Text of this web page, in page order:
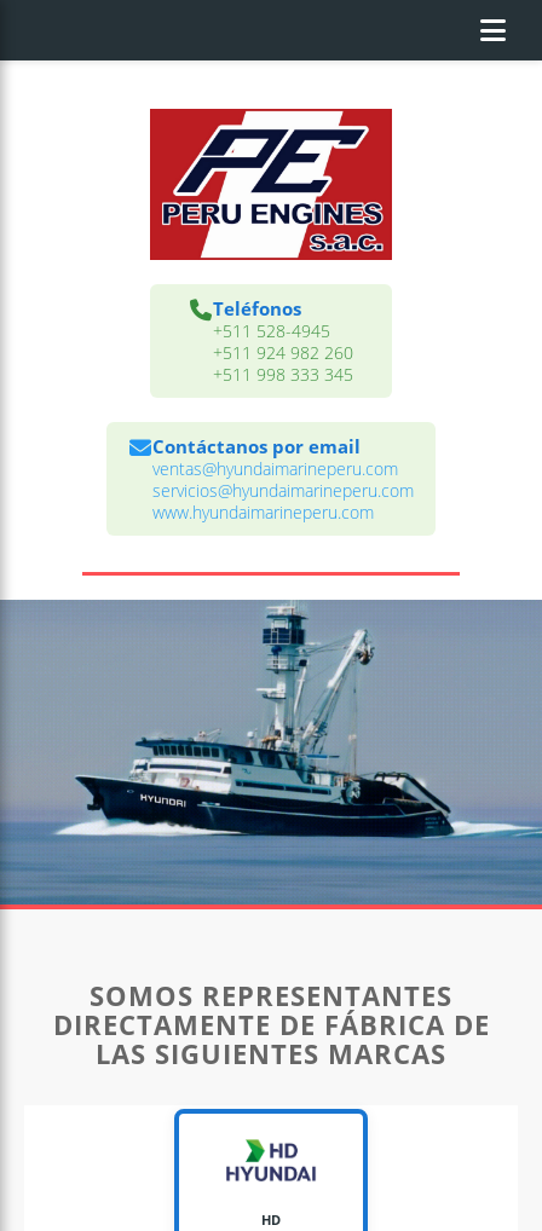
Teléfonos
+511 528-4945
+511 924 982 260
+511 998 333 345
Contáctanos por email
ventas@hyundaimarineperu.com
servicios@hyundaimarineperu.com
www.hyundaimarineperu.com
SOMOS REPRESENTANTES
DIRECTAMENTE DE FÁBRICA DE
LAS SIGUIENTES MARCAS
HD